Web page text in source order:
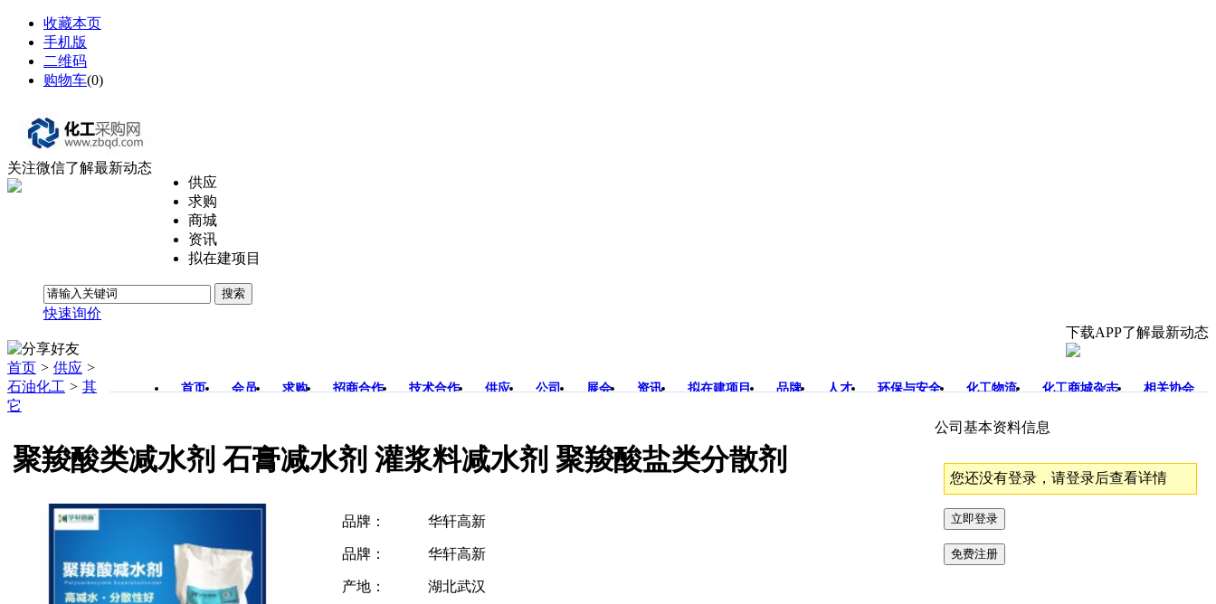
收藏本页
手机版
二维码
购物车(0)
关注微信了解最新动态
供应
求购
商城
资讯
拟在建项目
搜索
快速询价
下载APP了解最新动态
首页 会员 求购 招商合作 技术合作 供应 公司 展会 资讯 拟在建项目 品牌 人才 环保与安全 化工物流 化工商城杂志 相关协会
首页 > 供应 >
石油化工 > 其
它
聚羧酸类减水剂 石膏减水剂 灌浆料减水剂 聚羧酸盐类分散剂
品牌： 华轩高新
品牌： 华轩高新
产地： 湖北武汉
公司基本资料信息
您还没有登录，请登录后查看详情